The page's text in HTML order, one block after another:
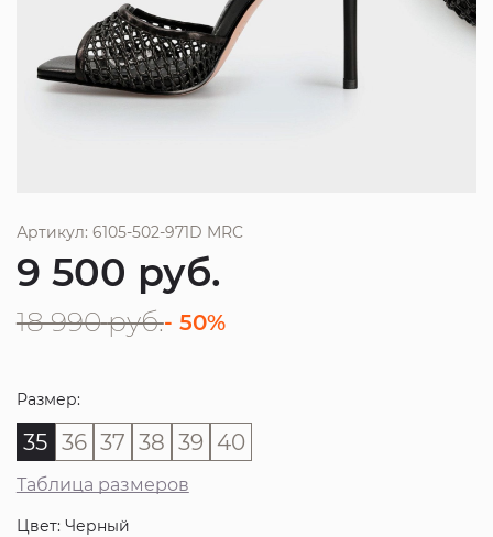
Артикул: 6105-502-971D MRC
9 500 руб.
18 990 руб.- 50%
Размер:
35 36 37 38 39 40
Таблица размеров
Цвет: Черный